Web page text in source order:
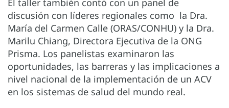
El taller también contó con un panel de
discusión con líderes regionales como la Dra.
María del Carmen Calle (ORAS/CONHU) y la Dra.
Marilu Chiang, Directora Ejecutiva de la ONG
Prisma. Los panelistas examinaron las
oportunidades, las barreras y las implicaciones a
nivel nacional de la implementación de un ACV
en los sistemas de salud del mundo real.